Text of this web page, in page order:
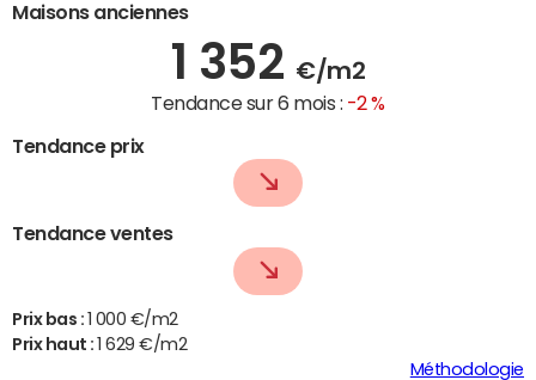
Maisons anciennes
1 352 €/m2
Tendance sur 6 mois : -2 %
Tendance prix
Tendance ventes
Prix bas :
1 000 €/m2
Prix haut :
1 629 €/m2
Méthodologie